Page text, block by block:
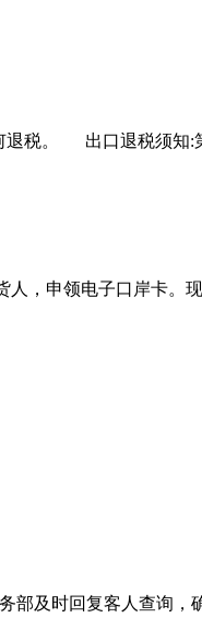
何退税。 出口退税须知
，申领电子口岸卡。
部及时回复客人查询，